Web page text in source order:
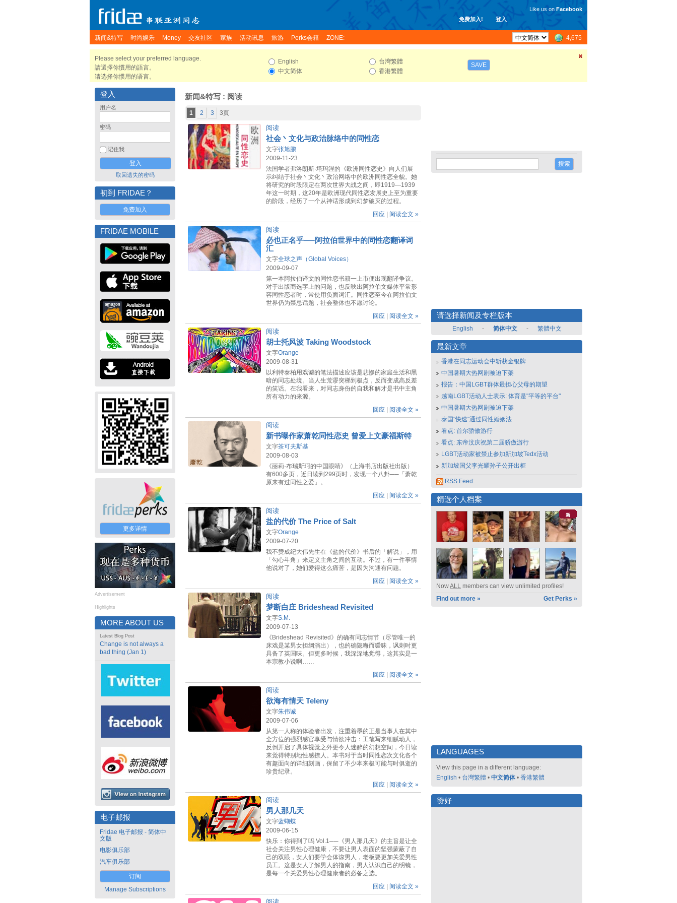
免费加入! 登入
Like us on Facebook
新闻&特写 时尚娱乐 Money 交友社区 家族 活动讯息 旅游 Perks会籍 ZONE: 4,675
Please select your preferred language.
請選擇你慣用的語言。
请选择你惯用的语言。
English
中文简体
台灣繁體
香港繁體
SAVE
登入
用户名
密码
记住我
取回遗失的密码
初到 FRIDAE？
免费加入
FRIDAE MOBILE
更多详情
Advertisement
Highlights
MORE ABOUT US
Latest Blog Post
Change is not always a
bad thing (Jan 1)
电子邮报
Fridae 电子邮报 - 简体中
文版
电影俱乐部
汽车俱乐部
订阅
Manage Subscriptions
新闻&特写 : 阅读
1 2 3 3頁
阅读
社会丶文化与政治脉络中的同性恋
文字张旭鹏
2009-11-23
法国学者弗洛朗斯·塔玛涅的《欧洲同性恋史》向人们展
示纠结于社会丶文化丶政治网络中的欧洲同性恋全貌。她
将研究的时段限定在两次世界大战之间，即1919—1939
年这一时期，这20年是欧洲现代同性恋发展史上至为重要
的阶段，经历了一个从神话形成到幻梦破灭的过程。
回应
阅读全文 »
阅读
必也正名乎──阿拉伯世界中的同性恋翻译词
汇
文字全球之声（Global Voices）
2009-09-07
第一本阿拉伯译文的同性恋书籍一上市便出现翻译争议。
对于出版商选字上的问题，也反映出阿拉伯文媒体平常形
容同性恋者时，常使用负面词汇。同性恋至今在阿拉伯文
世界仍为禁忌话题，社会整体也不愿讨论。
回应
阅读全文 »
阅读
胡士托风波 Taking Woodstock
文字Orange
2009-08-31
以利特泰柏用戏谑的笔法描述应该是悲惨的家庭生活和黑
暗的同志处境。当人生荒谬突梯到极点，反而变成高反差
的笑话。在我看来，对同志身份的自我和解才是书中主角
所有动力的来源。
回应
阅读全文 »
阅读
新书曝作家萧乾同性恋史 曾爱上文豪福斯特
文字茶可夫斯基
2009-08-03
《丽莉·布瑞斯珂的中国眼睛》（上海书店出版社出版）
有600多页，近日读到299页时，发现一个八卦──「萧乾
原来有过同性之爱」。
回应
阅读全文 »
阅读
盐的代价 The Price of Salt
文字Orange
2009-07-20
我不赞成纪大伟先生在《盐的代价》书后的「解说」，用
「勾心斗角」来定义主角之间的互动。不过，有一件事情
他说对了，她们爱得这么痛苦，是因为沟通有问题。
回应
阅读全文 »
阅读
梦断白庄 Brideshead Revisited
文字S.M.
2009-07-13
《Brideshead Revisited》的确有同志情节（尽管唯一的
床戏是某男女担纲演出），也的确隐晦而暧昧，讽刺时更
具备了英国味。但更多时候，我深深地觉得，这其实是一
本宗教小说啊……
回应
阅读全文 »
阅读
欲海有情天 Teleny
文字朱伟诚
2009-07-06
从第一人称的体验者出发，注重着墨的正是当事人在其中
全方位的强烈感官享受与情欲冲击：工笔写来细腻动人，
反倒开启了具体视觉之外更令人迷醉的幻想空间，今日读
来觉得特别地性感撩人。本书对于当时同性恋次文化各个
有趣面向的详细刻画，保留了不少本来极可能与时俱逝的
珍贵纪录。
回应
阅读全文 »
阅读
男人那几天
文字蓝蝴蝶
2009-06-15
快乐：你得到了吗 Vol.1──《男人那几天》的主旨是让全
社会关注男性心理健康，不要让男人表面的坚强蒙蔽了自
己的双眼，女人们要学会体谅男人，老板要更加关爱男性
员工。这是女人了解男人的指南，男人认识自己的明镜，
是每一个关爱男性心理健康者的必备之选。
回应
阅读全文 »
请选择新闻及专栏版本
English - 简体中文 - 繁體中文
最新文章
香港在同志运动会中斩获金银牌
中国暑期大热网剧被迫下架
报告：中国LGBT群体最担心父母的期望
越南LGBT活动人士表示: 体育是"平等的平台"
中国暑期大热网剧被迫下架
泰国"快速"通过同性婚姻法
看点: 首尔骄傲游行
看点: 东帝汶庆祝第二届骄傲游行
LGBT活动家被禁止参加新加坡Tedx活动
新加坡国父李光耀孙子公开出柜
RSS Feed:
精选个人档案
新
NowALL members can view unlimited profiles!
Find out more »
Get Perks »
LANGUAGES
View this page in a different language:
English • 台灣繁體 • 中文简体 • 香港繁體
赞好